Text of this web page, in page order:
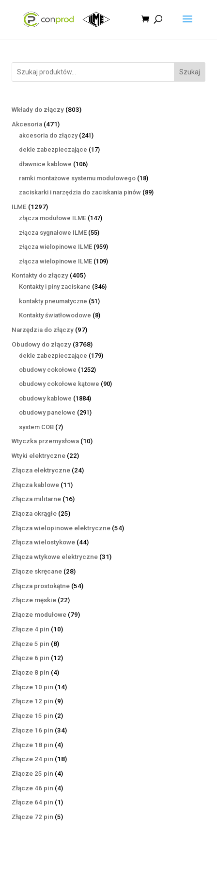
Szukaj
Wkłady do złączy 803803
Akcesoria 471471
produktów
akcesoria do złączy 241241
produktów
dekle zabezpieczające 1717
dławnice kablowe 106106
produktów
ramki montażowe systemu modułowego 1818
produktów
zaciskarki i narzędzia do zaciskania pinów 8989
ILME 12971297
produktów
złącza modułowe ILME 147147
złącza sygnałowe ILME 5555
produktów
złącza wielopinowe ILME 959959
produktów
złącza wielopinowe ILME 109109
Kontakty do złączy 405405
produktów
Kontakty i piny zaciskane 346346
kontakty pneumatyczne 5151
produktów
Kontakty światłowodowe 88
Narzędzia do złączy 9797
produktów
Obudowy do złączy 37683768
produktów
dekle zabezpieczające 179179
obudowy cokołowe 12521252
produkty
obudowy cokołowe kątowe 9090
obudowy kablowe 18841884
produkty
obudowy panelowe 291291
system COB 77
produktów
Wtyczka przemysłowa 1010
Wtyki elektryczne 2222
produkty
Złącza elektryczne 2424
Złącza kablowe 1111
produktów
Złącza militarne 1616
Złącza okrągłe 2525
produktów
Złącza wielopinowe elektryczne 5454
Złącza wielostykowe 4444
produkty
Złącza wtykowe elektryczne 3131
Złącze skręcane 2828
produktów
Złącza prostokątne 5454
Złącze męskie 2222
produkty
Złącze modułowe 7979
Złącze 4 pin 1010
Złącze 5 pin 88
produktów
Złącze 6 pin 1212
Złącze 8 pin 44
produkty
Złącze 10 pin 1414
Złącze 12 pin 99
produktów
Złącze 15 pin 22
produkty
Złącze 16 pin 3434
Złącze 18 pin 44
produkty
Złącze 24 pin 1818
Złącze 25 pin 44
produkty
Złącze 46 pin 44
produkty
Złącze 64 pin 11
produkt
Złącze 72 pin 55